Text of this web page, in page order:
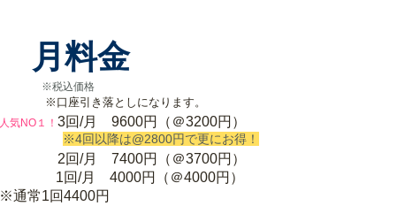
月料金
※税込価格
※口座引き落としになります。
人気NO１！ 3回/月 9600円（＠3200円）
※4回以降は@2800円で更にお得！
2回/月 7400円（＠3700円）
1回/月 4000円（＠4000円）
​※通常1回4400円